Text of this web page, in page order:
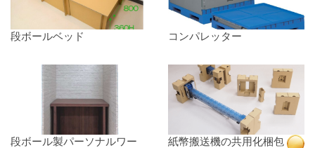
段ボールベッド コンパレッター
段ボール製パーソナルワー
紙幣搬送機の共用化梱包